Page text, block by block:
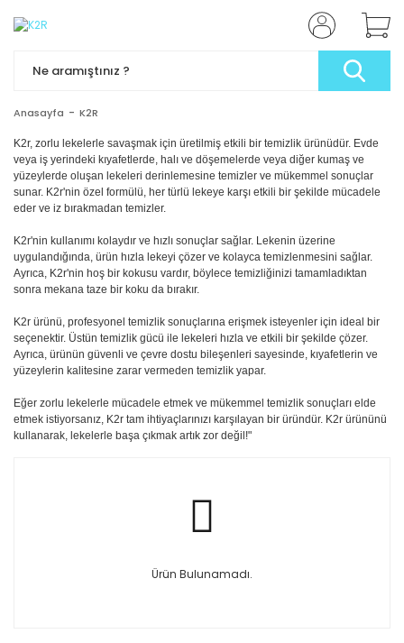
Anasayfa K2R
K2r, zorlu lekelerle savaşmak için üretilmiş etkili bir temizlik ürünüdür. Evde
veya iş yerindeki kıyafetlerde, halı ve döşemelerde veya diğer kumaş ve
yüzeylerde oluşan lekeleri derinlemesine temizler ve mükemmel sonuçlar
sunar. K2r'nin özel formülü, her türlü lekeye karşı etkili bir şekilde mücadele
eder ve iz bırakmadan temizler.
K2r'nin kullanımı kolaydır ve hızlı sonuçlar sağlar. Lekenin üzerine
uygulandığında, ürün hızla lekeyi çözer ve kolayca temizlenmesini sağlar.
Ayrıca, K2r'nin hoş bir kokusu vardır, böylece temizliğinizi tamamladıktan
sonra mekana taze bir koku da bırakır.
K2r ürünü, profesyonel temizlik sonuçlarına erişmek isteyenler için ideal bir
seçenektir. Üstün temizlik gücü ile lekeleri hızla ve etkili bir şekilde çözer.
Ayrıca, ürünün güvenli ve çevre dostu bileşenleri sayesinde, kıyafetlerin ve
yüzeylerin kalitesine zarar vermeden temizlik yapar.
Eğer zorlu lekelerle mücadele etmek ve mükemmel temizlik sonuçları elde
etmek istiyorsanız, K2r tam ihtiyaçlarınızı karşılayan bir üründür. K2r ürününü
kullanarak, lekelerle başa çıkmak artık zor değil!"
Ürün Bulunamadı.